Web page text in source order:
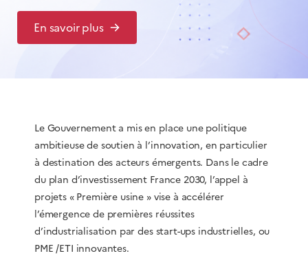
En savoir plus
Le Gouvernement a mis en place une politique
ambitieuse de soutien à l’innovation, en particulier
à destination des acteurs émergents. Dans le cadre
du plan d’investissement France 2030, l’appel à
projets « Première usine » vise à accélérer
l’émergence de premières réussites
d’industrialisation par des start-ups industrielles, ou
PME /ETI innovantes.